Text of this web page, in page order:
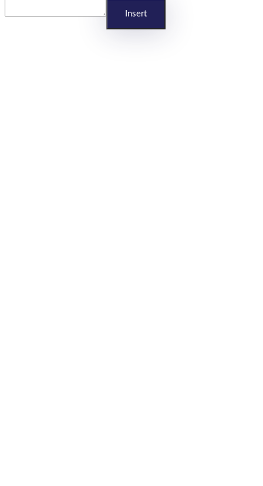
Insert